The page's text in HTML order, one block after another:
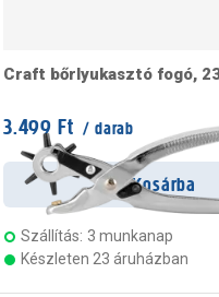
Craft bőrlyukasztó fogó,
3.499 Ft / darab
Kosárba
Szállítás: 3 munkanap
Készleten 23 áruházban